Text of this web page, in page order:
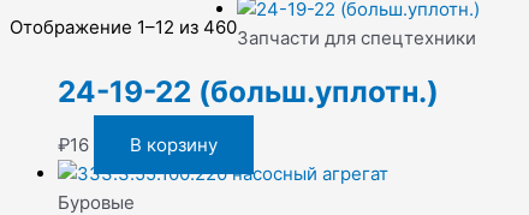
Отображение 1–12 из 460Запчасти для спецтехники
24-19-22 (больш.уплотн.)
₽16 В корзину
Буровые